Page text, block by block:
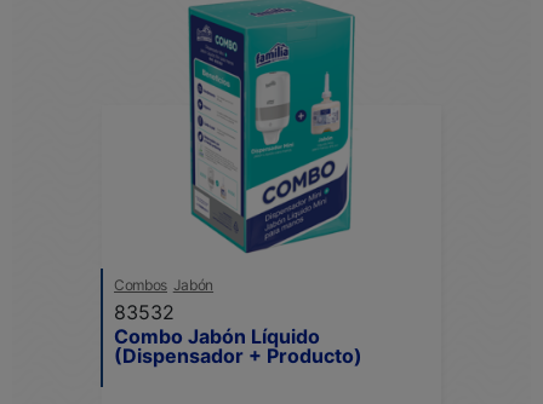
Combos Jabón
83532
Combo Jabón Líquido
(Dispensador + Producto)